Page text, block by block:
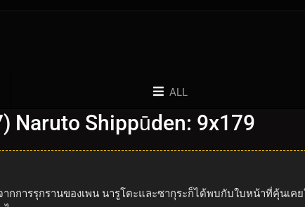
ALL
Shippūden: 9x179
ารรุกรานของเพน นารูโตะและซากุระก็ได้พบกับใบหน้าที่คุ้นเค